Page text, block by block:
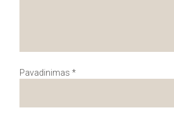
Pavadinimas *